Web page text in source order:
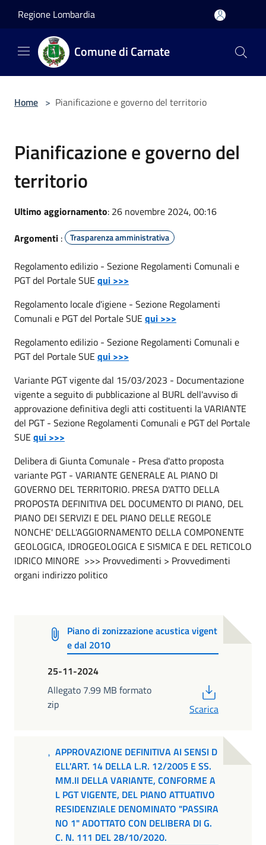
Regione Lombardia
Comune di Carnate
Home > Pianificazione e governo del territorio
Pianificazione e governo del
territorio
Ultimo aggiornamento: 26 novembre 2024, 00:16
Argomenti : Trasparenza amministrativa
Regolamento edilizio - Sezione Regolamenti Comunali e
PGT del Portale SUE qui >>>
Regolamento locale d'igiene - Sezione Regolamenti
Comunali e PGT del Portale SUE qui >>>
Regolamento edilizio - Sezione Regolamenti Comunali e
PGT del Portale SUE qui >>>
Variante PGT vigente dal 15/03/2023 - Documentazione
vigente a seguito di pubblicazione al BURL dell'avviso di
approvazione definitiva degli atti costituenti la VARIANTE
del PGT - Sezione Regolamenti Comunali e PGT del Portale
SUE qui >>>
Delibera di Giunta Comunale - Presa d'atto proposta
variante PGT - VARIANTE GENERALE AL PIANO DI
GOVERNO DEL TERRITORIO. PRESA D'ATTO DELLA
PROPOSTA DEFINITIVA DEL DOCUMENTO DI PIANO, DEL
PIANO DEI SERVIZI E DEL PIANO DELLE REGOLE
NONCHE' DELL'AGGIORNAMENTO DELLA COMPONENTE
GEOLOGICA, IDROGEOLOGICA E SISMICA E DEL RETICOLO
IDRICO MINORE >>> Provvedimenti > Provvedimenti
organi indirizzo politico
Piano di zonizzazione acustica vigent
e dal 2010
25-11-2024
Allegato 7.99 MB formato
zip
Scarica
APPROVAZIONE DEFINITIVA AI SENSI D
ELL'ART. 14 DELLA L.R. 12/2005 E SS.
MM.II DELLA VARIANTE, CONFORME A
L PGT VIGENTE, DEL PIANO ATTUATIVO
RESIDENZIALE DENOMINATO "PASSIRA
NO 1" ADOTTATO CON DELIBERA DI G.
C. N. 111 DEL 28/10/2020.